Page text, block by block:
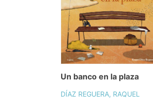
Un banco en la plaza
DÍAZ REGUERA, RAQUEL